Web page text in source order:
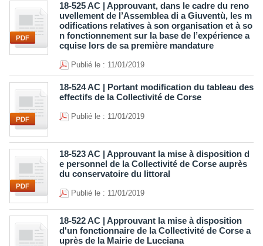
18-525 AC | Approuvant, dans le cadre du reno
uvellement de l’Assemblea di a Giuventù, les m
odifications relatives à son organisation et à so
n fonctionnement sur la base de l’expérience a
cquise lors de sa première mandature
Publié le : 11/01/2019
18-524 AC | Portant modification du tableau des
effectifs de la Collectivité de Corse
Publié le : 11/01/2019
18-523 AC | Approuvant la mise à disposition d
e personnel de la Collectivité de Corse auprès
du conservatoire du littoral
Publié le : 11/01/2019
18-522 AC | Approuvant la mise à disposition
d'un fonctionnaire de la Collectivité de Corse a
uprès de la Mairie de Lucciana